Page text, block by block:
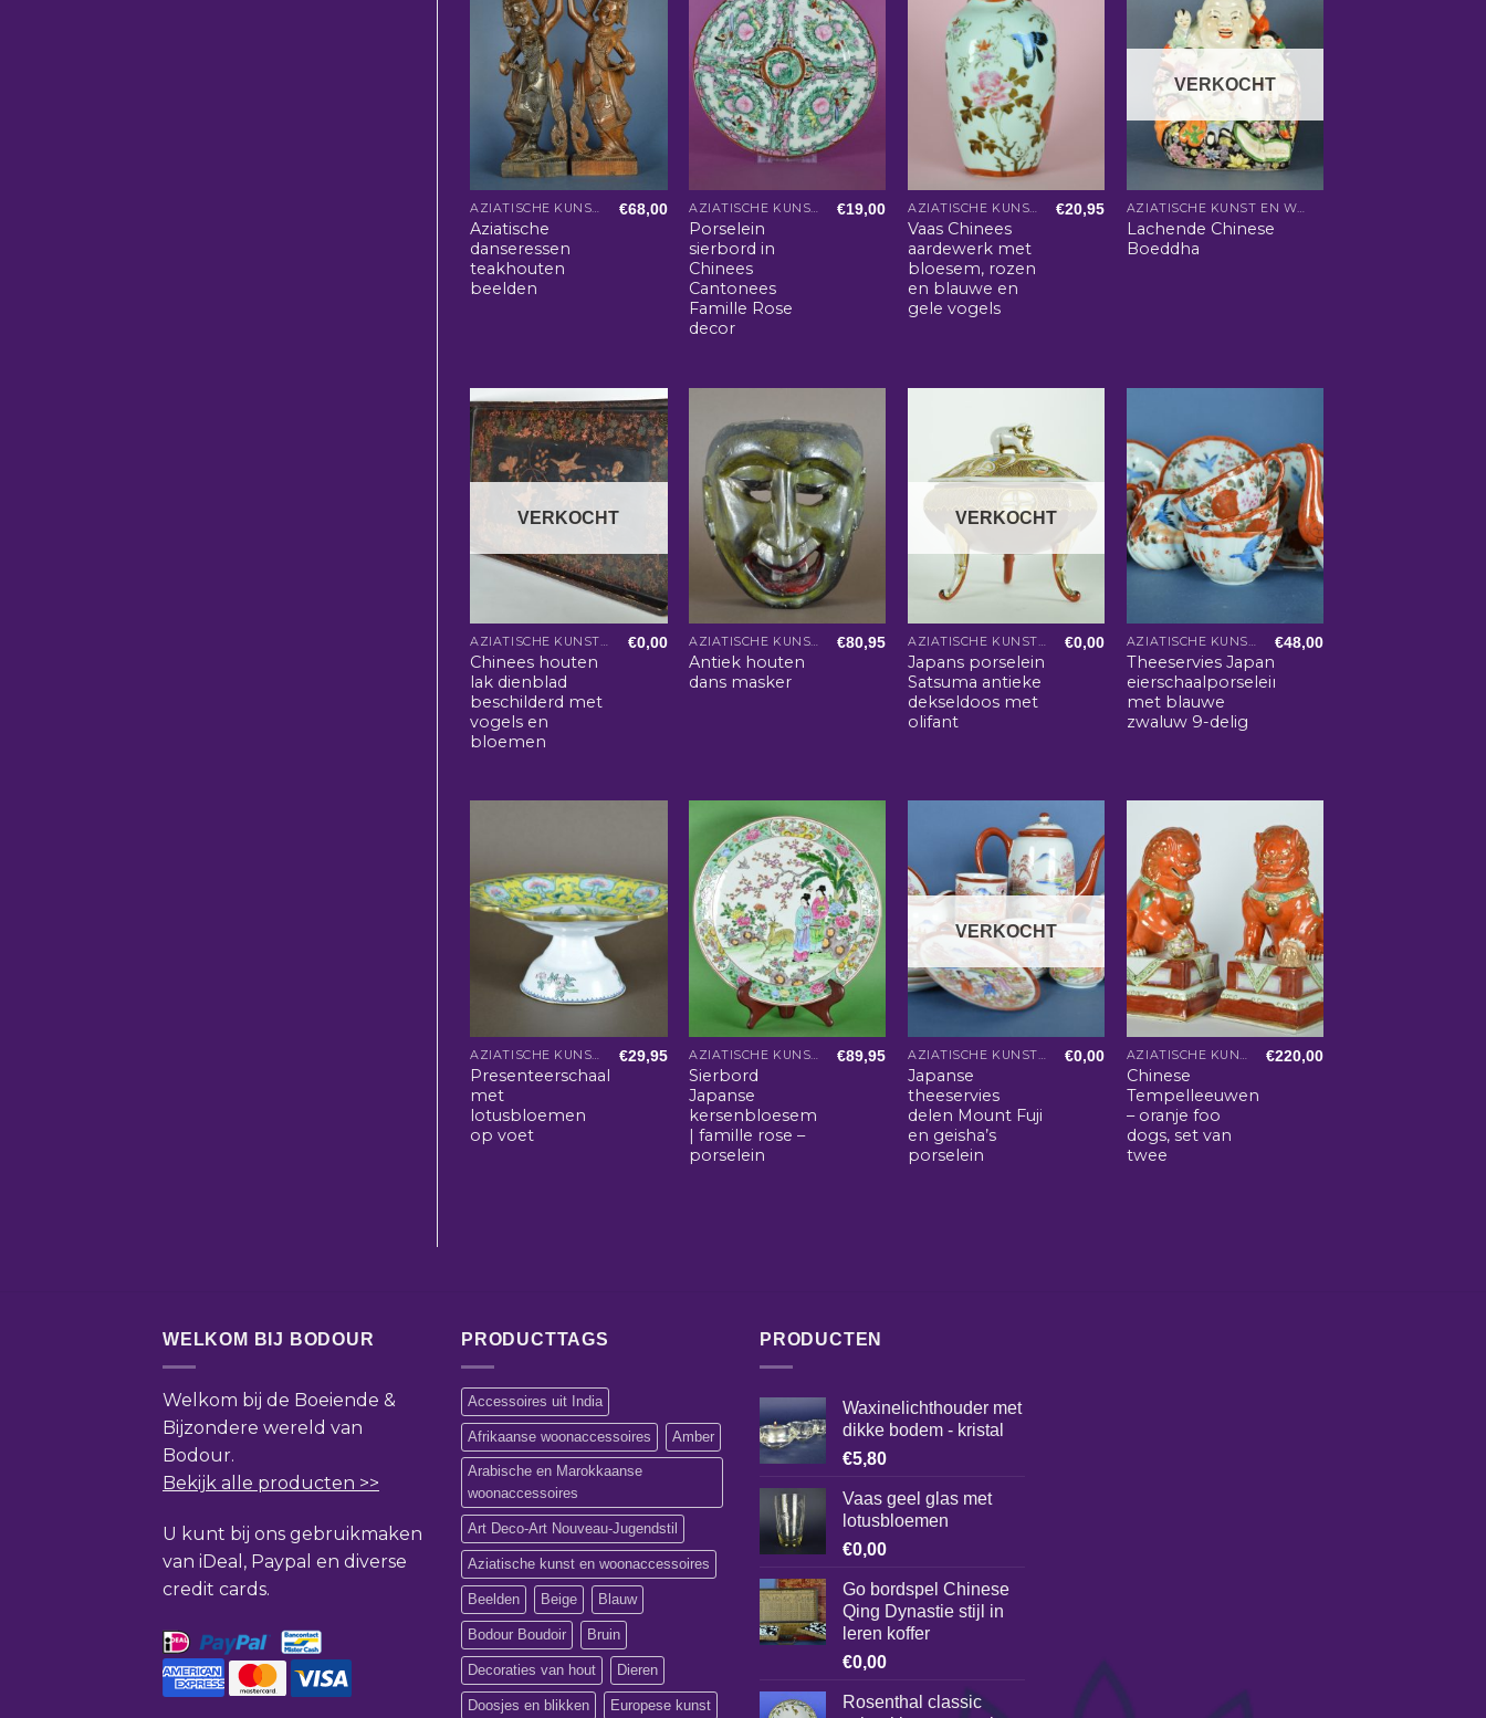
AZIATISCHE KUNST EN WOONACCESSOIRES
Aziatische
danseressen
teakhouten
beelden
€68,00 AZIATISCHE KUNST EN WOONACCESSOIRES
Porselein
sierbord in
Chinees
Cantonees
Famille Rose
decor
€19,00 AZIATISCHE KUNST EN WOONACCESSOIRES
Vaas Chinees
aardewerk met
bloesem, rozen
en blauwe en
gele vogels
€20,95
VERKOCHT
AZIATISCHE KUNST EN WOONACCESSOIRES
Lachende Chinese
Boeddha
VERKOCHT
AZIATISCHE KUNST EN WOONACCESSOIRES
Chinees houten
lak dienblad
beschilderd met
vogels en
bloemen
€0,00 AZIATISCHE KUNST EN WOONACCESSOIRES
Antiek houten
dans masker
€80,95
VERKOCHT
AZIATISCHE KUNST EN WOONACCESSOIRES
Japans porselein
Satsuma antieke
dekseldoos met
olifant
€0,00 AZIATISCHE KUNST EN WOONACCESSOIRES
Theeservies Japans
eierschaalporselein
met blauwe
zwaluw 9-delig
€48,00
AZIATISCHE KUNST EN WOONACCESSOIRES
Presenteerschaal
met
lotusbloemen
op voet
€29,95 AZIATISCHE KUNST EN WOONACCESSOIRES
Sierbord
Japanse
kersenbloesem
| famille rose –
porselein
€89,95
VERKOCHT
AZIATISCHE KUNST EN WOONACCESSOIRES
Japanse
theeservies
delen Mount Fuji
en geisha’s
porselein
€0,00 AZIATISCHE KUNST EN WOONACCESSOIRES
Chinese
Tempelleeuwen
– oranje foo
dogs, set van
twee
€220,00
WELKOM BIJ BODOUR
Welkom bij de Boeiende &
Bijzondere wereld van
Bodour.
Bekijk alle producten >>
U kunt bij ons gebruikmaken
van iDeal, Paypal en diverse
credit cards.
PRODUCTTAGS
Accessoires uit India
Afrikaanse woonaccessoires Amber
Arabische en Marokkaanse
woonaccessoires
Art Deco-Art Nouveau-Jugendstil
Aziatische kunst en woonaccessoires
Beelden Beige Blauw
Bodour Boudoir Bruin
Decoraties van hout Dieren
Doosjes en blikken Europese kunst
PRODUCTEN
Waxinelichthouder met
dikke bodem - kristal
€5,80
Vaas geel glas met
lotusbloemen
€0,00
Go bordspel Chinese
Qing Dynastie stijl in
leren koffer
€0,00
Rosenthal classic